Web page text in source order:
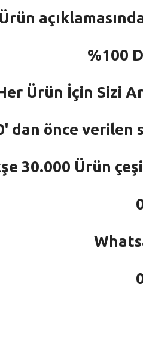
Ürün
%100
Ürün İçin Sizi
dan önce verilen
30.000 Ürün